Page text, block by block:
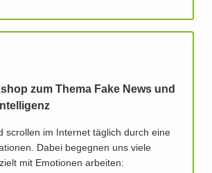
zum Thema Fake News und
scrollen im Internet täglich durch eine
Dabei begegnen uns viele
mit Emotionen arbeiten: